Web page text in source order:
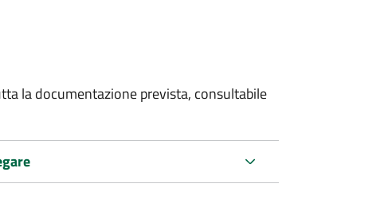
la documentazione prevista, consultabile